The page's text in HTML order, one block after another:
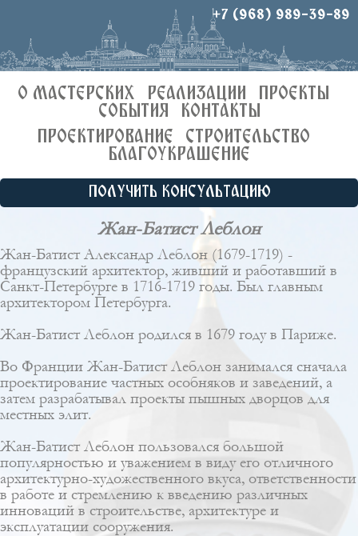
+7 (968) 989-39-89
О МАСТЕРСКИХ РЕАЛИЗАЦИИ
ПРОЕКТЫ
СОБЫТИЯ
КОНТАКТЫ
ПРОЕКТИРОВАНИЕ
СТРОИТЕЛЬСТВО
БЛАГОУКРАШЕНИЕ
ПОЛУЧИТЬ КОНСУЛЬТАЦИЮ
Жан-Батист Леблон
Жан-Батист Александр Леблон (1679-1719) -
французский архитектор, живший и работавший в
Санкт-Петербурге в 1716-1719 годы. Был главным
архитектором Петербурга.
Жан-Батист Леблон родился в 1679 году в Париже.
Во Франции Жан-Батист Леблон занимался сначала
проектирование частных особняков и заведений, а
затем разрабатывал проекты пышных дворцов для
местных элит.
Жан-Батист Леблон пользовался большой
популярностью и уважением в виду его отличного
архитектурно-художественного вкуса, ответственности
в работе и стремлению к введению различных
инноваций в строительстве, архитектуре и
эксплуатации сооружения.